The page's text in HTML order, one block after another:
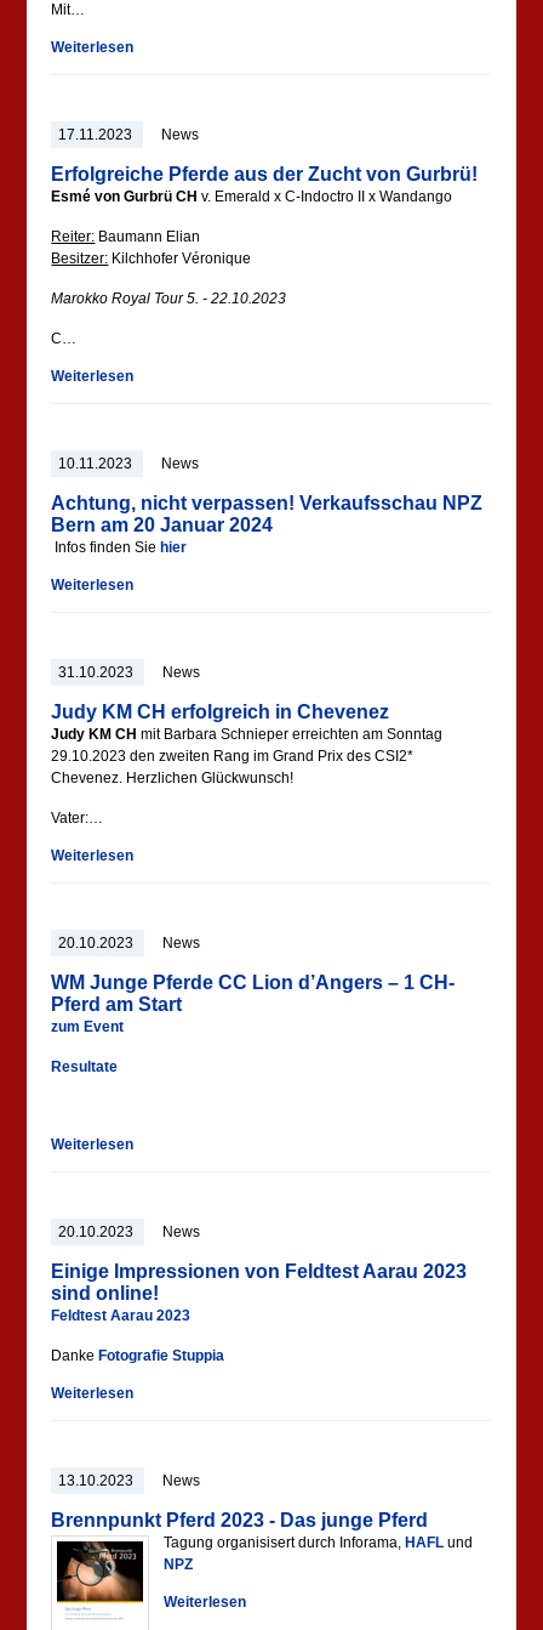
Mit…
Weiterlesen
17.11.2023 News
Erfolgreiche Pferde aus der Zucht von Gurbrü!
Esmé von Gurbrü CH v. Emerald x C-Indoctro II x Wandango
Reiter: Baumann Elian
Besitzer: Kilchhofer Véronique
Marokko Royal Tour 5. - 22.10.2023
C…
Weiterlesen
10.11.2023 News
Achtung, nicht verpassen! Verkaufsschau NPZ
Bern am 20 Januar 2024
Infos finden Sie hier
Weiterlesen
31.10.2023 News
Judy KM CH erfolgreich in Chevenez
Judy KM CH mit Barbara Schnieper erreichten am Sonntag
29.10.2023 den zweiten Rang im Grand Prix des CSI2*
Chevenez. Herzlichen Glückwunsch!
Vater:…
Weiterlesen
20.10.2023 News
WM Junge Pferde CC Lion d’Angers – 1 CH-
Pferd am Start
zum Event
Resultate
Weiterlesen
20.10.2023 News
Einige Impressionen von Feldtest Aarau 2023
sind online!
Feldtest Aarau 2023
Danke Fotografie Stuppia
Weiterlesen
13.10.2023 News
Brennpunkt Pferd 2023 - Das junge Pferd
Tagung organisisert durch Inforama, HAFL und
NPZ
Weiterlesen